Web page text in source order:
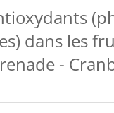
dans les
-